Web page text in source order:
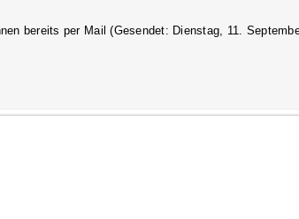
bereits per Mail (Gesendet: Dienstag, 11.